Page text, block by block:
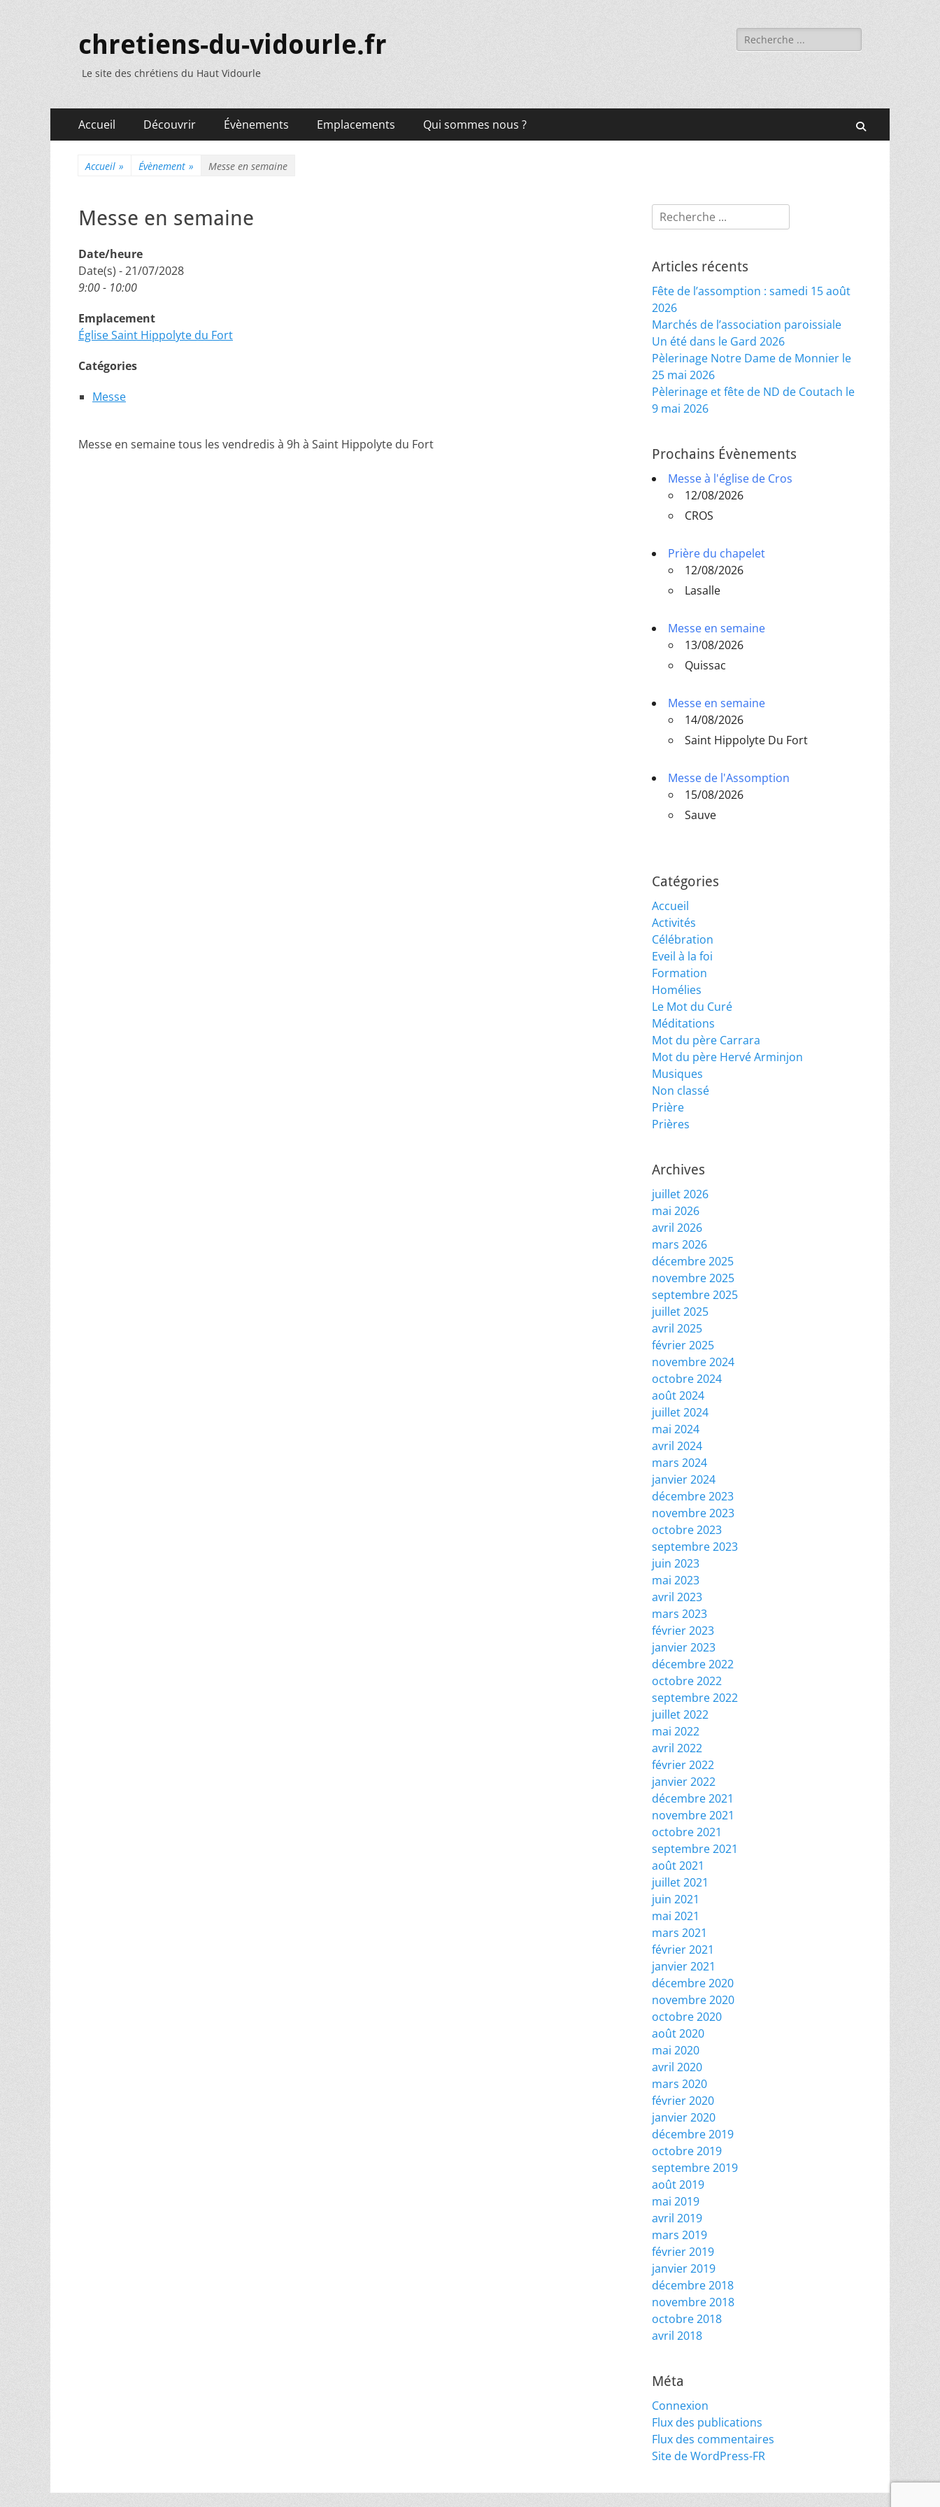
chretiens-du-vidourle.fr
Le site des chrétiens du Haut Vidourle
Rechercher :
Menu
principal
Accueil Découvrir Évènements Emplacements Qui sommes nous ?
Accueil » Évènement » Messe en semaine
Messe en semaine
Date/heure
Date(s) - 21/07/2028
9:00 - 10:00
Emplacement
Église Saint Hippolyte du Fort
Catégories
Messe
Messe en semaine tous les vendredis à 9h à Saint Hippolyte du Fort
Rechercher :
Articles récents
Fête de l’assomption : samedi 15 août
2026
Marchés de l’association paroissiale
Un été dans le Gard 2026
Pèlerinage Notre Dame de Monnier le
25 mai 2026
Pèlerinage et fête de ND de Coutach le
9 mai 2026
Prochains Évènements
Messe à l'église de Cros
12/08/2026
CROS
Prière du chapelet
12/08/2026
Lasalle
Messe en semaine
13/08/2026
Quissac
Messe en semaine
14/08/2026
Saint Hippolyte Du Fort
Messe de l'Assomption
15/08/2026
Sauve
Catégories
Accueil
Activités
Célébration
Eveil à la foi
Formation
Homélies
Le Mot du Curé
Méditations
Mot du père Carrara
Mot du père Hervé Arminjon
Musiques
Non classé
Prière
Prières
Archives
juillet 2026
mai 2026
avril 2026
mars 2026
décembre 2025
novembre 2025
septembre 2025
juillet 2025
avril 2025
février 2025
novembre 2024
octobre 2024
août 2024
juillet 2024
mai 2024
avril 2024
mars 2024
janvier 2024
décembre 2023
novembre 2023
octobre 2023
septembre 2023
juin 2023
mai 2023
avril 2023
mars 2023
février 2023
janvier 2023
décembre 2022
octobre 2022
septembre 2022
juillet 2022
mai 2022
avril 2022
février 2022
janvier 2022
décembre 2021
novembre 2021
octobre 2021
septembre 2021
août 2021
juillet 2021
juin 2021
mai 2021
mars 2021
février 2021
janvier 2021
décembre 2020
novembre 2020
octobre 2020
août 2020
mai 2020
avril 2020
mars 2020
février 2020
janvier 2020
décembre 2019
octobre 2019
septembre 2019
août 2019
mai 2019
avril 2019
mars 2019
février 2019
janvier 2019
décembre 2018
novembre 2018
octobre 2018
avril 2018
Méta
Connexion
Flux des publications
Flux des commentaires
Site de WordPress-FR